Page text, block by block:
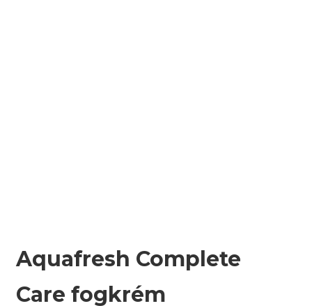
Aquafresh Complete
Care fogkrém